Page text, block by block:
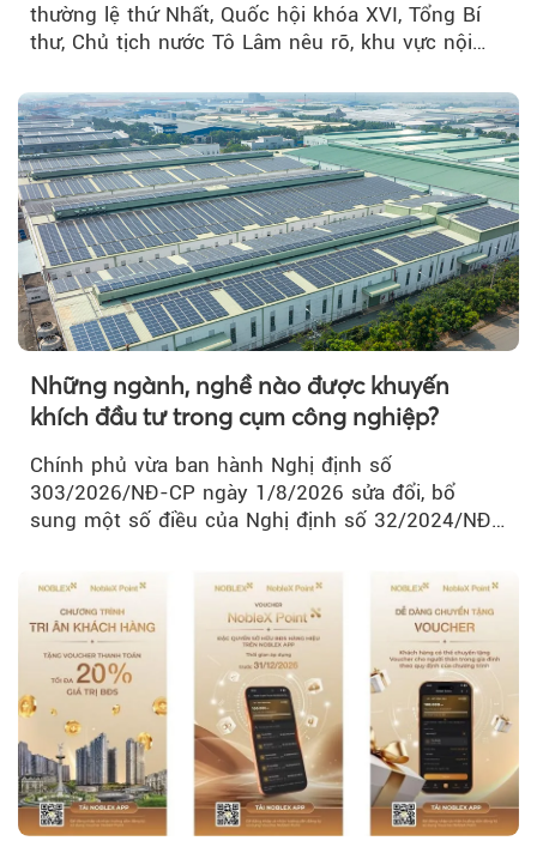
thường lệ thứ Nhất, Quốc hội khóa XVI, Tổng Bí
thư, Chủ tịch nước Tô Lâm nêu rõ, khu vực nội
Những ngành, nghề nào được khuyến
khích đầu tư trong cụm công nghiệp?
Chính phủ vừa ban hành Nghị định số
303/2026/NĐ-CP ngày 1/8/2026 sửa đổi, bổ
sung một số điều của Nghị định số 32/2024/NĐ-